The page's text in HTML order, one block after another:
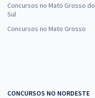
Concursos no Mato Grosso do
Sul
Concursos no Mato Grosso
CONCURSOS NO NORDESTE